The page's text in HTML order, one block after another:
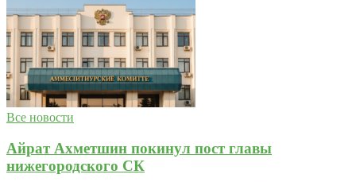
Все новости
Айрат Ахметшин покинул пост главы
нижегородского СК